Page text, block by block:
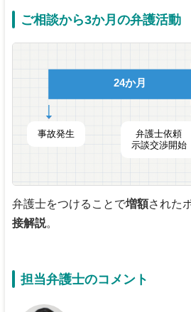
ご相談から3か月の弁護活動
24か月
事故発生
弁護士依頼
示談交渉開始
弁護士をつけることで増額された
接解説。
担当弁護士のコメント